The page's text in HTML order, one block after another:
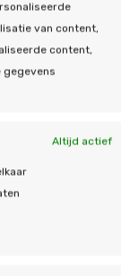
van content,
content,
gegevens
Altijd actief